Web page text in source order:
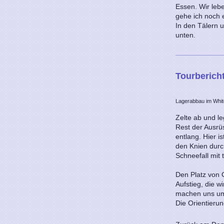
Essen. Wir
gehe ich noch
In den Tälern
unten.
Lagerabbau im
Zelte ab und
Rest der
entlang. Hier
den Knien
Schneefall mit
Den Platz von
Aufstieg, die
machen uns
Die